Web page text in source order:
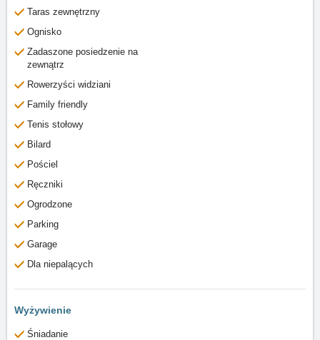
Taras zewnętrzny
Ognisko
Zadaszone posiedzenie na
zewnątrz
Rowerzyści widziani
Family friendly
Tenis stołowy
Bilard
Pościel
Ręczniki
Ogrodzone
Parking
Garage
Dla niepalących
Wyżywienie
Śniadanie